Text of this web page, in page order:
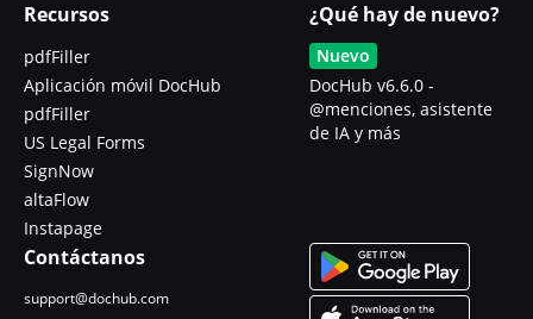
Recursos
pdfFiller
Aplicación móvil DocHub
pdfFiller
US Legal Forms
SignNow
altaFlow
Instapage
¿Qué hay de nuevo?
Nuevo
DocHub v6.6.0 -
@menciones, asistente
de IA y más
Contáctanos
support@dochub.com